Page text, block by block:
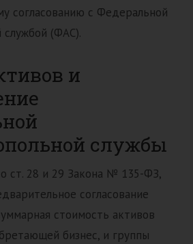
согласованию с Федеральной
службой (ФАС).
и
службы
ст. 28 и 29 Закона № 135-ФЗ,
согласование
стоимость активов
бизнес, и группы